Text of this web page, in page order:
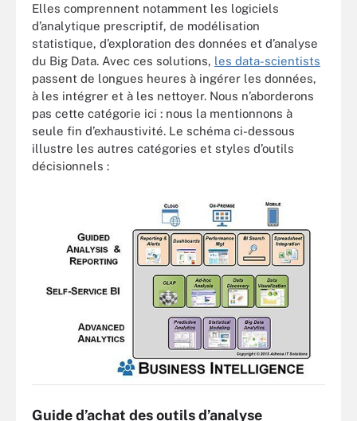
Elles comprennent notamment les logiciels
d’analytique prescriptif, de modélisation
statistique, d’exploration des données et d’analyse
du Big Data. Avec ces solutions, les data-scientists
passent de longues heures à ingérer les données,
à les intégrer et à les nettoyer. Nous n’aborderons
pas cette catégorie ici : nous la mentionnons à
seule fin d’exhaustivité. Le schéma ci-dessous
illustre les autres catégories et styles d’outils
décisionnels :
Guide d’achat des outils d’analyse